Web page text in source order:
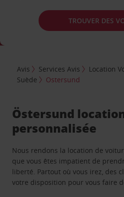
TROUVER DES
Avis Services Avis Location
Suède
Ostersund
Östersund
personnalisée
Nous rendons la location de
que vous êtes impatient de
liberté. Partout où vous irez, des
votre disposition pour vous faire